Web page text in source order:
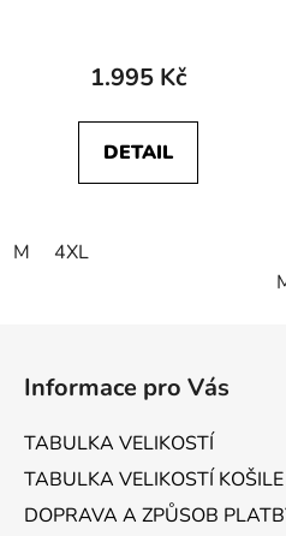
1.995 Kč
DETAIL
M 4XL
Informace pro Vás
TABULKA VELIKOSTÍ
TABULKA VELIKOSTÍ
DOPRAVA A ZPŮSOB